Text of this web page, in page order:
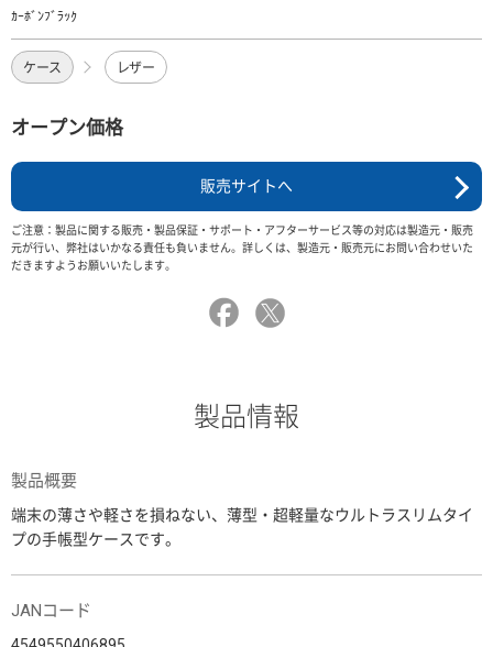
ｶｰﾎﾞﾝﾌﾞﾗｯｸ
ケース レザー
オープン価格
販売サイトへ
ご注意：製品に関する販売・製品保証・サポート・アフターサービス等の対応は製造元・販売
元が行い、弊社はいかなる責任も負いません。詳しくは、製造元・販売元にお問い合わせいた
だきますようお願いいたします。
製品情報
製品概要
端末の薄さや軽さを損ねない、薄型・超軽量なウルトラスリムタイ
プの手帳型ケースです。
JANコード